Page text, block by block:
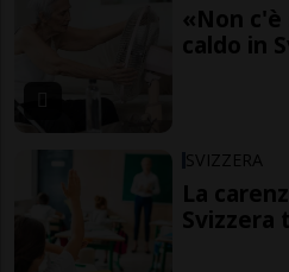
«Non
caldo in
SVIZZERA
La
Svizzera